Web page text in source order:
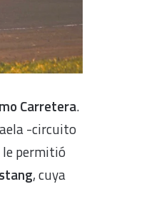
Carretera.
-circuito
le permitió
, cuya